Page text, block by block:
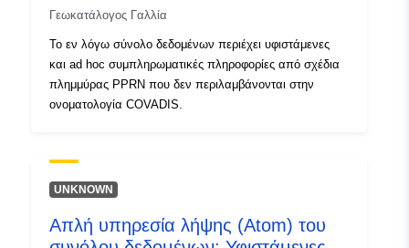
Γεωκατάλογος Γαλλία
Το εν λόγω σύνολο δεδομένων περιέχει υφιστάμενες
και ad hoc συμπληρωματικές πληροφορίες από σχέδια
πλημμύρας PPRN που δεν περιλαμβάνονται στην
ονοματολογία COVADIS.
UNKNOWN
Απλή υπηρεσία λήψης (Atom) του